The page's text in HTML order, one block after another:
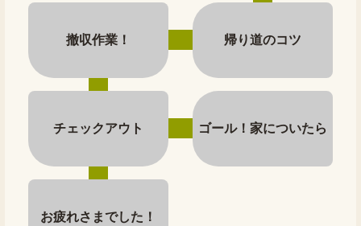
撤収作業！ 帰り道のコツ
チェックアウト ゴール！家についたら
お疲れさまでした！